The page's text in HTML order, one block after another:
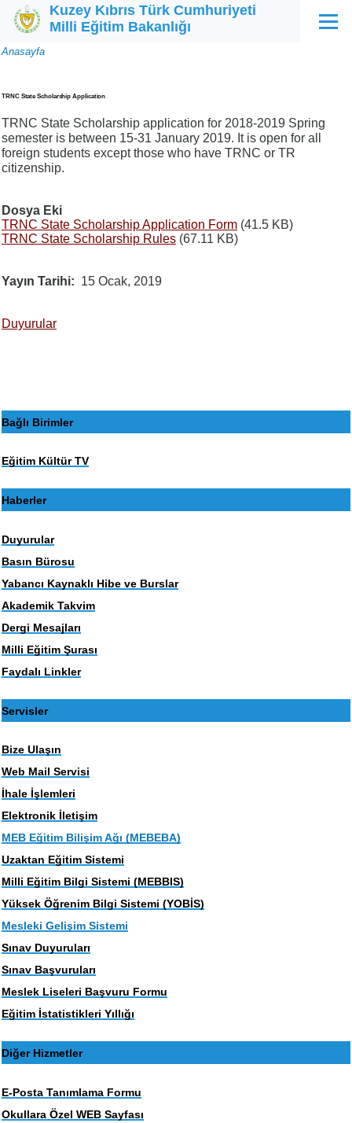
Ana içeriğe atla
Kuzey Kıbrıs Türk Cumhuriyeti
Milli Eğitim Bakanlığı
Menü
Sayfa
Anasayfa
TRNC State Scholarship Application
TRNC State Scholarship application for 2018-2019 Spring
semester is between 15-31 January 2019. It is open for all
foreign students except those who have TRNC or TR
citizenship.
Dosya Eki
TRNC State Scholarship Application Form (41.5 KB)
TRNC State Scholarship Rules (67.11 KB)
Yayın Tarihi 15 Ocak, 2019
Duyurular
Bağlı Birimler
Eğitim Kültür TV
Haberler
Duyurular
Basın Bürosu
Yabancı Kaynaklı Hibe ve Burslar
Akademik Takvim
Dergi Mesajları
Milli Eğitim Şurası
Faydalı Linkler
Servisler
Bize Ulaşın
Web Mail Servisi
İhale İşlemleri
Elektronik İletişim
MEB Eğitim Bilişim Ağı (MEBEBA)
Uzaktan Eğitim Sistemi
Milli Eğitim Bilgi Sistemi (MEBBIS)
Yüksek Öğrenim Bilgi Sistemi (YOBİS)
Mesleki Gelişim Sistemi
Sınav Duyuruları
Sınav Başvuruları
Meslek Liseleri Başvuru Formu
Eğitim İstatistikleri Yıllığı
Diğer Hizmetler
E-Posta Tanımlama Formu
Okullara Özel WEB Sayfası